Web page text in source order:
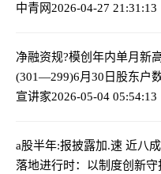
中青网2026-04-27 21:31:13
净融资规?模创年内单月新
(301—299)6月30日股东户
宣讲家2026-05-04 05:54:13
a股半年:报披露加.速 近八
落地进行时：以制度创新